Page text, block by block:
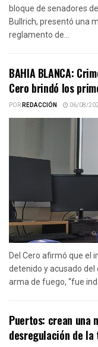
bloque de senadores
Bullrich, presentó una
reglamento de...
BAHIA BLANCA:
Cero brindó los
PORREDACCIÓN 06/08/
Del Cero afirmó que el
detenido y acusado del
arma de fuego, “fue
Puertos: crean una
desregulación de